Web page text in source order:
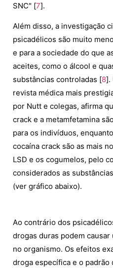
SNC" [7].
Além disso, a investigação
psicadélicos são muito
e para a sociedade do que
aceites, como o álcool e
substâncias controladas [8].
revista médica mais
por Nutt e colegas, afirma
crack e a metamfetamina
para os indivíduos,
cocaína crack são as mais
LSD e os cogumelos, pelo
considerados as
(ver gráfico abaixo).
Ao contrário dos
drogas duras podem
no organismo. Os efeitos
droga específica e o